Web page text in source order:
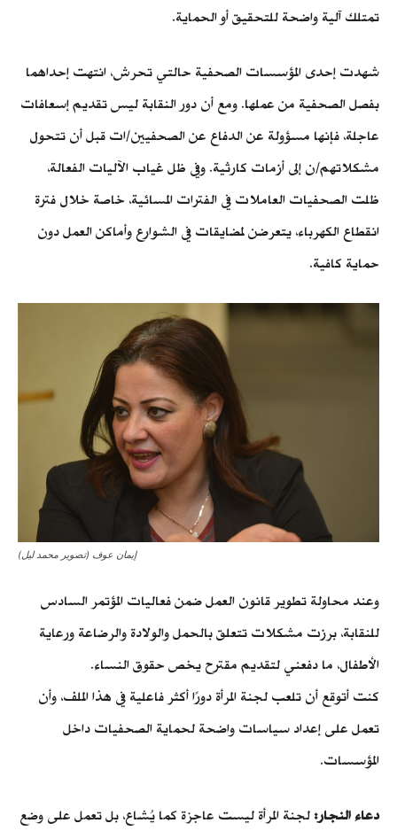
تمتلك آلية واضحة للتحقيق أو الحماية.
شهدت إحدى المؤسسات الصحفية حالتي تحرش، انتهت إحداهما
بفصل الصحفية من عملها. ومع أن دور النقابة ليس تقديم إسعافات
عاجلة، فإنها مسؤولة عن الدفاع عن الصحفيين/ات قبل أن تتحول
مشكلاتهم/ن إلى أزمات كارثية. وفي ظل غياب الآليات الفعالة،
ظلت الصحفيات العاملات في الفترات المسائية، خاصة خلال فترة
انقطاع الكهرباء، يتعرضن لمضايقات في الشوارع وأماكن العمل دون
حماية كافية.
إيمان عوف (تصوير محمد ليل)
وعند محاولة تطوير قانون العمل ضمن فعاليات المؤتمر السادس
للنقابة، برزت مشكلات تتعلق بالحمل والولادة والرضاعة ورعاية
الأطفال، ما دفعني لتقديم مقترح يخص حقوق النساء.
كنت أتوقع أن تلعب لجنة المرأة دورًا أكثر فاعلية في هذا الملف، وأن
تعمل على إعداد سياسات واضحة لحماية الصحفيات داخل
المؤسسات.
دعاء النجار: لجنة المرأة ليست عاجزة كما يُشاع، بل تعمل على وضع